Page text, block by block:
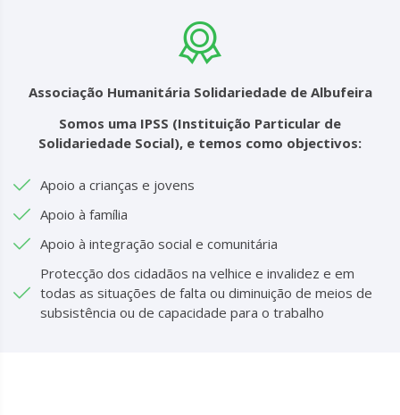
Associação Humanitária Solidariedade de Albufeira
Somos uma IPSS (Instituição Particular de
Solidariedade Social), e temos como objectivos:
Apoio a crianças e jovens
Apoio à família
Apoio à integração social e comunitária
Protecção dos cidadãos na velhice e invalidez e em
todas as situações de falta ou diminuição de meios de
subsistência ou de capacidade para o trabalho